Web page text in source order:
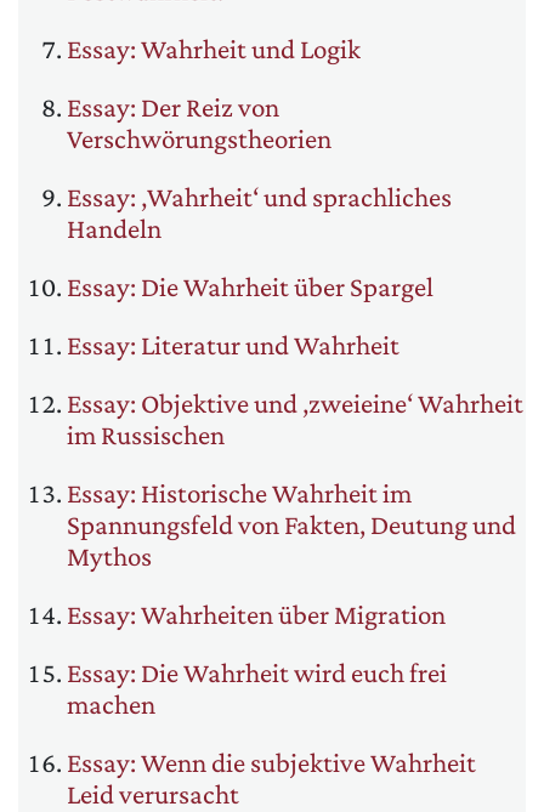
Essay: Wahrheit und Logik
Essay: Der Reiz von
Verschwörungstheorien
Essay: ‚Wahrheit‘ und sprachliches
Handeln
Essay: Die Wahrheit über Spargel
Essay: Literatur und Wahrheit
Essay: Objektive und ‚zweieine‘ Wahrheit
im Russischen
Essay: Historische Wahrheit im
Spannungsfeld von Fakten, Deutung und
Mythos
Essay: Wahrheiten über Migration
Essay: Die Wahrheit wird euch frei
machen
Essay: Wenn die subjektive Wahrheit
Leid verursacht